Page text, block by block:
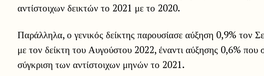
αντίστοιχων δεικτών το 2021 με το 2020.
Παράλληλα, ο γενικός δείκτης παρουσίασε αύξηση 0,9% τον
με τον δείκτη του Αυγούστου 2022, έναντι αύξησης 0,6% που
σύγκριση των αντίστοιχων μηνών το 2021.